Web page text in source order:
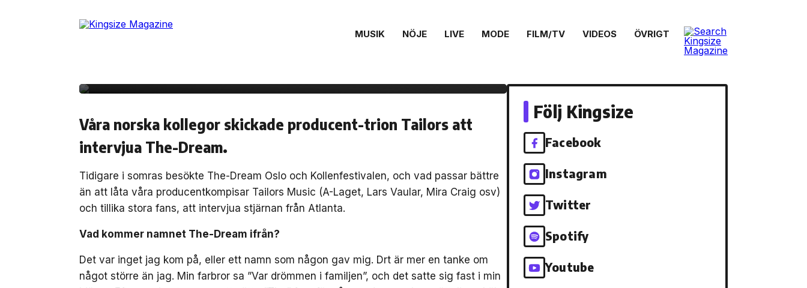
MUSIK NÖJE LIVE MODE FILM/TV VIDEOS ÖVRIGT
Våra norska kollegor skickade producent-trion Tailors att
intervjua The-Dream.
Tidigare i somras besökte The-Dream Oslo och Kollenfestivalen, och vad passar bättre
än att låta våra producentkompisar Tailors Music (A-Laget, Lars Vaular, Mira Craig osv)
och tillika stora fans, att intervjua stjärnan från Atlanta.
Vad kommer namnet The-Dream ifrån?
Det var inget jag kom på, eller ett namn som någon gav mig. Drt är mer en tanke om
något större än jag. Min farbror sa ”Var drömmen i familjen”, och det satte sig fast i min
Följ Kingsize
Facebook
Instagram
Twitter
Spotify
Youtube